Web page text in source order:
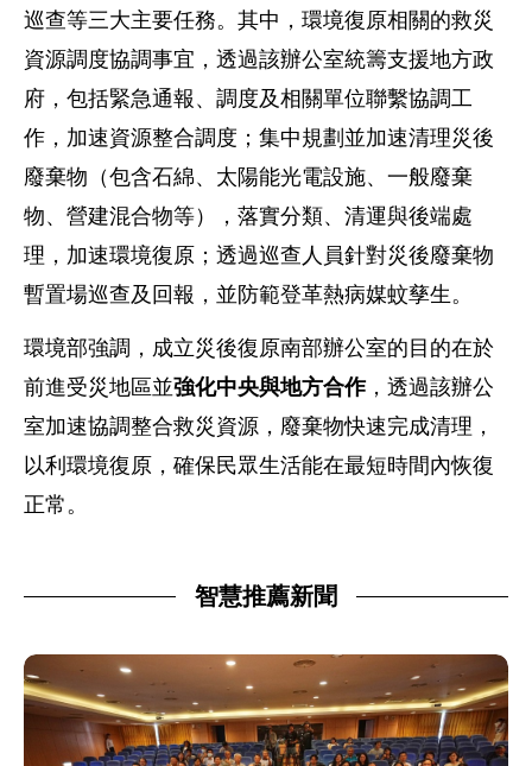
巡查等三大主要任務。其中，環境復原相關的救災
資源調度協調事宜，透過該辦公室統籌支援地方政
府，包括緊急通報、調度及相關單位聯繫協調工
作，加速資源整合調度；集中規劃並加速清理災後
廢棄物（包含石綿、太陽能光電設施、一般廢棄
物、營建混合物等），落實分類、清運與後端處
理，加速環境復原；透過巡查人員針對災後廢棄物
暫置場巡查及回報，並防範登革熱病媒蚊孳生。
環境部強調，成立災後復原南部辦公室的目的在於
前進受災地區並強化中央與地方合作，透過該辦公
室加速協調整合救災資源，廢棄物快速完成清理，
以利環境復原，確保民眾生活能在最短時間內恢復
正常。
智慧推薦新聞